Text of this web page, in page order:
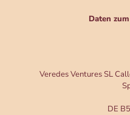
Daten
Veredes Ventures SL
DE